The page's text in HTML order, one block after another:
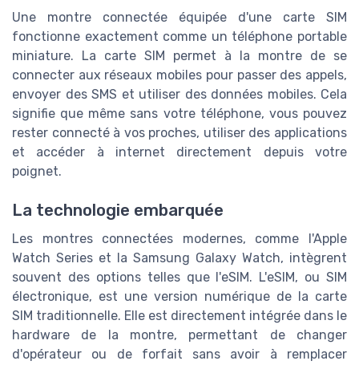
Une montre connectée équipée d'une carte SIM
fonctionne exactement comme un téléphone portable
miniature. La carte SIM permet à la montre de se
connecter aux réseaux mobiles pour passer des appels,
envoyer des SMS et utiliser des données mobiles. Cela
signifie que même sans votre téléphone, vous pouvez
rester connecté à vos proches, utiliser des applications
et accéder à internet directement depuis votre
poignet.
La technologie embarquée
Les montres connectées modernes, comme l'Apple
Watch Series et la Samsung Galaxy Watch, intègrent
souvent des options telles que l'eSIM. L'eSIM, ou SIM
électronique, est une version numérique de la carte
SIM traditionnelle. Elle est directement intégrée dans le
hardware de la montre, permettant de changer
d'opérateur ou de forfait sans avoir à remplacer